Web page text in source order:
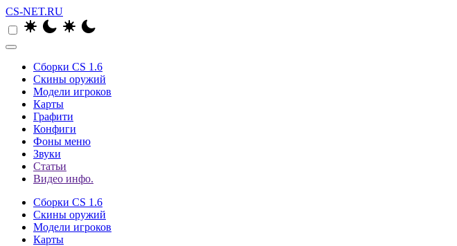
CS-NET.RU
Сборки CS 1.6
Скины оружий
Модели игроков
Карты
Графити
Конфиги
Фоны меню
Звуки
Статьи
Видео инфо.
Сборки CS 1.6
Скины оружий
Модели игроков
Карты